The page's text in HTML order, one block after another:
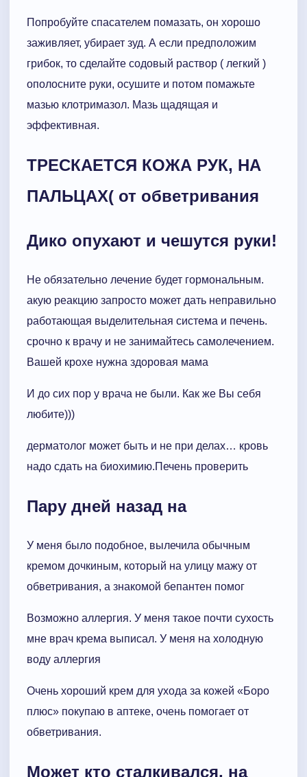
Попробуйте спасателем помазать, он хорошо
заживляет, убирает зуд. А если предположим
грибок, то сделайте содовый раствор ( легкий )
ополосните руки, осушите и потом помажьте
мазью клотримазол. Мазь щадящая и
эффективная.
ТРЕСКАЕТСЯ КОЖА РУК, НА
ПАЛЬЦАХ( от обветривания
Дико опухают и чешутся руки!
Не обязательно лечение будет гормональным.
акую реакцию запросто может дать неправильно
работающая выделительная система и печень.
срочно к врачу и не занимайтесь самолечением.
Вашей крохе нужна здоровая мама
И до сих пор у врача не были. Как же Вы себя
любите)))
дерматолог может быть и не при делах… кровь
надо сдать на биохимию.Печень проверить
Пару дней назад на
У меня было подобное, вылечила обычным
кремом дочкиным, который на улицу мажу от
обветривания, а знакомой бепантен помог
Возможно аллергия. У меня такое почти сухость
мне врач крема выписал. У меня на холодную
воду аллергия
Очень хороший крем для ухода за кожей «Боро
плюс» покупаю в аптеке, очень помогает от
обветривания.
Может кто сталкивался, на